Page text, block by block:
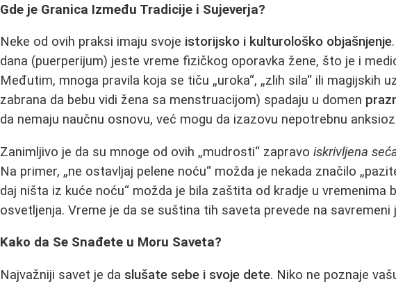
Gde je Granica Između Tradicije i Sujeverja?
Neke od ovih praksi imaju svoje istorijsko i kulturološko objašnjenje
dana (puerperijum) jeste vreme fizičkog oporavka žene, što je i
Međutim, mnoga pravila koja se tiču „uroka“, „zlih sila“ ili magijskih
zabrana da bebu vidi žena sa menstruacijom) spadaju u domen
da nemaju naučnu osnovu, već mogu da izazovu nepotrebnu
Zanimljivo je da su mnoge od ovih „mudrosti“ zapravoiskrivljena
Na primer, „ne ostavljaj pelene noću“ možda je nekada značilo
daj ništa iz kuće noću“ možda je bila zaštita od kradje u vremenima
osvetljenja. Vreme je da se suština tih saveta prevede na savremeni
Kako da Se Snađete u Moru Saveta?
Najvažniji savet je da slušate sebe i svoje dete. Niko ne poznaje